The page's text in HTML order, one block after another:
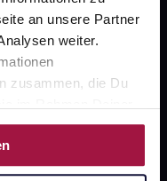
an unsere Partner
weiter.
zusammen, die Du